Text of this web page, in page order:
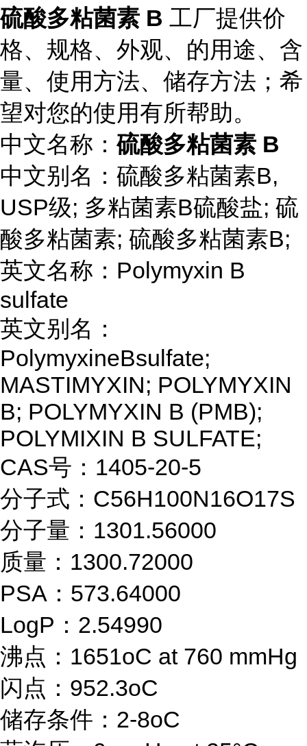
硫酸多粘菌素 B 工厂提供价
格、规格、外观、的用途、含
量、使用方法、储存方法；希
望对您的使用有所帮助。
中文名称： 硫酸多粘菌素 B
中文别名：硫酸多粘菌素B,
USP级; 多粘菌素B硫酸盐; 硫
酸多粘菌素; 硫酸多粘菌素B;
英文名称：Polymyxin B
sulfate
英文别名：
PolymyxineBsulfate;
MASTIMYXIN; POLYMYXIN
B; POLYMYXIN B (PMB);
POLYMIXIN B SULFATE;
CAS号：1405-20-5
分子式：C56H100N16O17S
分子量：1301.56000
质量：1300.72000
PSA：573.64000
LogP：2.54990
沸点：1651oC at 760 mmHg
闪点：952.3oC
储存条件：2-8oC